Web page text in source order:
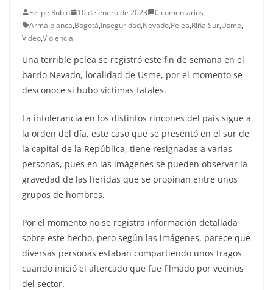
Felipe Rubio 10 de enero de 2023
0 comentarios
Arma blanca,Bogotá,Inseguridad,Nevado,Pelea,Riña,Sur,Usme,
Video,Violencia
Una terrible pelea se registró este fin de semana en el
barrio Nevado, localidad de Usme, por el momento se
desconoce si hubo víctimas fatales.
La intolerancia en los distintos rincones del país sigue a
la orden del día, este caso que se presentó en el sur de
la capital de la República, tiene resignadas a varias
personas, pues en las imágenes se pueden observar la
gravedad de las heridas que se propinan entre unos
grupos de hombres.
Por el momento no se registra información detallada
sobre este hecho, pero según las imágenes, parece que
diversas personas estaban compartiendo unos tragos
cuando inició el altercado que fue filmado por vecinos
del sector.